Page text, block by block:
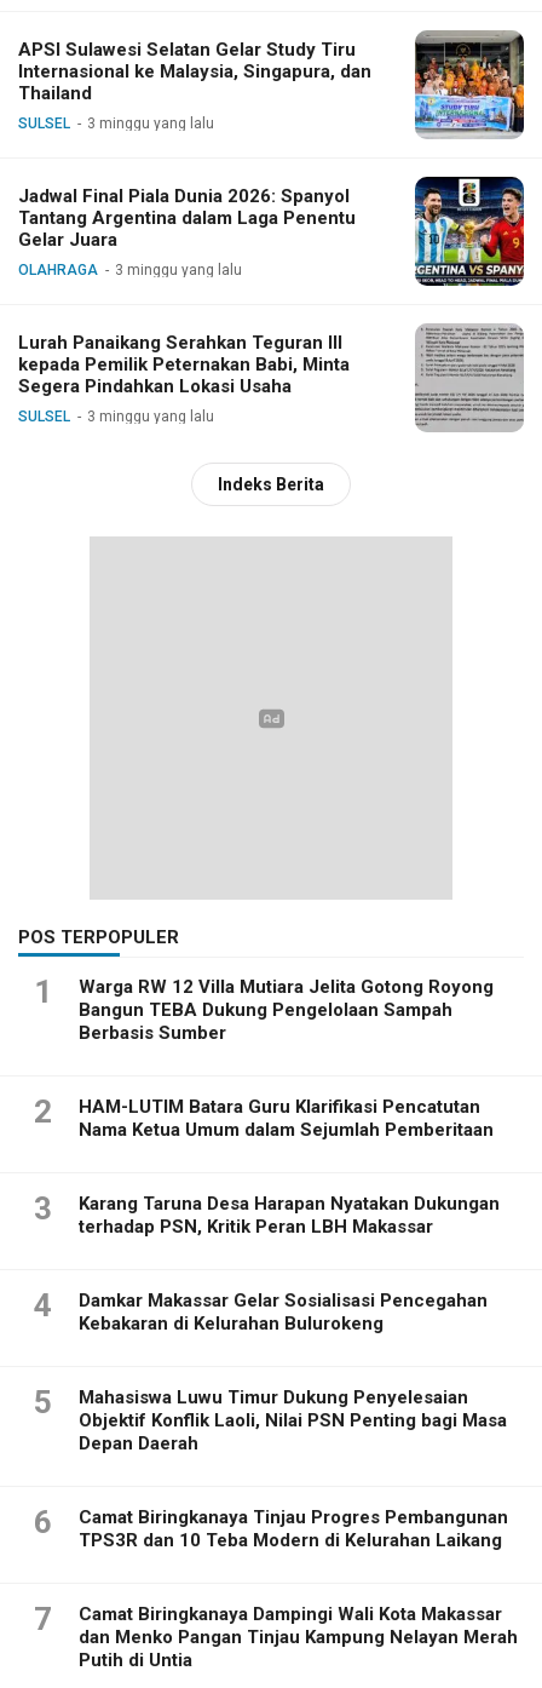
APSI Sulawesi Selatan Gelar Study Tiru
Internasional ke Malaysia, Singapura, dan
Thailand
SULSEL 3 minggu yang lalu
Jadwal Final Piala Dunia 2026: Spanyol
Tantang Argentina dalam Laga Penentu
Gelar Juara
OLAHRAGA 3 minggu yang lalu
Lurah Panaikang Serahkan Teguran III
kepada Pemilik Peternakan Babi, Minta
Segera Pindahkan Lokasi Usaha
SULSEL 3 minggu yang lalu
Indeks Berita
POS TERPOPULER
1
Warga RW 12 Villa Mutiara Jelita Gotong Royong
Bangun TEBA Dukung Pengelolaan Sampah
Berbasis Sumber
2
HAM-LUTIM Batara Guru Klarifikasi Pencatutan
Nama Ketua Umum dalam Sejumlah Pemberitaan
3
Karang Taruna Desa Harapan Nyatakan Dukungan
terhadap PSN, Kritik Peran LBH Makassar
4
Damkar Makassar Gelar Sosialisasi Pencegahan
Kebakaran di Kelurahan Bulurokeng
5
Mahasiswa Luwu Timur Dukung Penyelesaian
Objektif Konflik Laoli, Nilai PSN Penting bagi Masa
Depan Daerah
6
Camat Biringkanaya Tinjau Progres Pembangunan
TPS3R dan 10 Teba Modern di Kelurahan Laikang
7
Camat Biringkanaya Dampingi Wali Kota Makassar
dan Menko Pangan Tinjau Kampung Nelayan Merah
Putih di Untia